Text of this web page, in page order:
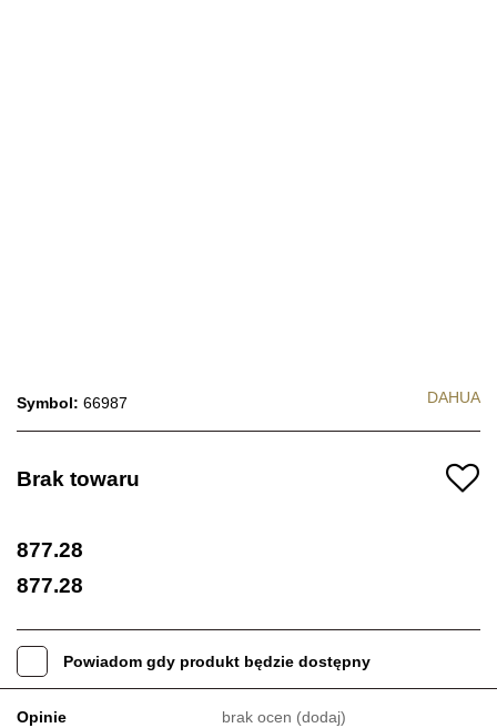
Symbol: 66987 DAHUA
Brak towaru
877.28
877.28
Powiadom gdy produkt będzie dostępny
Opinie brak ocen (dodaj)